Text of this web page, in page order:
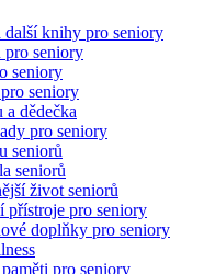
knihy pro seniory
pro seniory
seniory
seniory
dědečka
pro seniory
seniorů
seniorů
život seniorů
přístroje pro seniory
doplňky pro seniory
pro seniory